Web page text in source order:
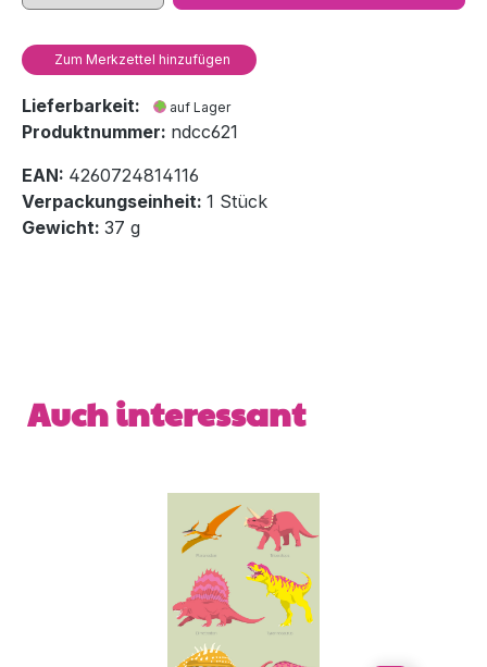
Zum Merkzettel hinzufügen
Lieferbarkeit: auf Lager
Produktnummer: ndcc621
EAN: 4260724814116
Verpackungseinheit: 1 Stück
Gewicht: 37 g
Produktgalerie überspringen
Auch interessant